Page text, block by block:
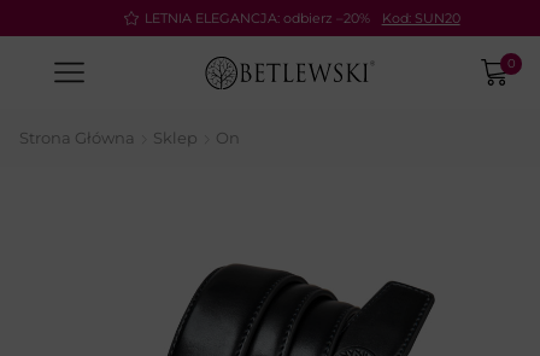
LETNIA ELEGANCJA: odbierz –20% Kod: SUN20
0
Strona Główna Sklep On